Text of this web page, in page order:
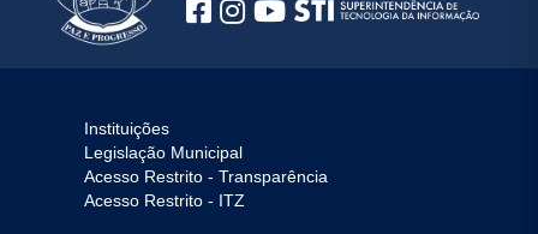
Instituições
Legislação Municipal
Acesso Restrito - Transparência
Acesso Restrito - ITZ